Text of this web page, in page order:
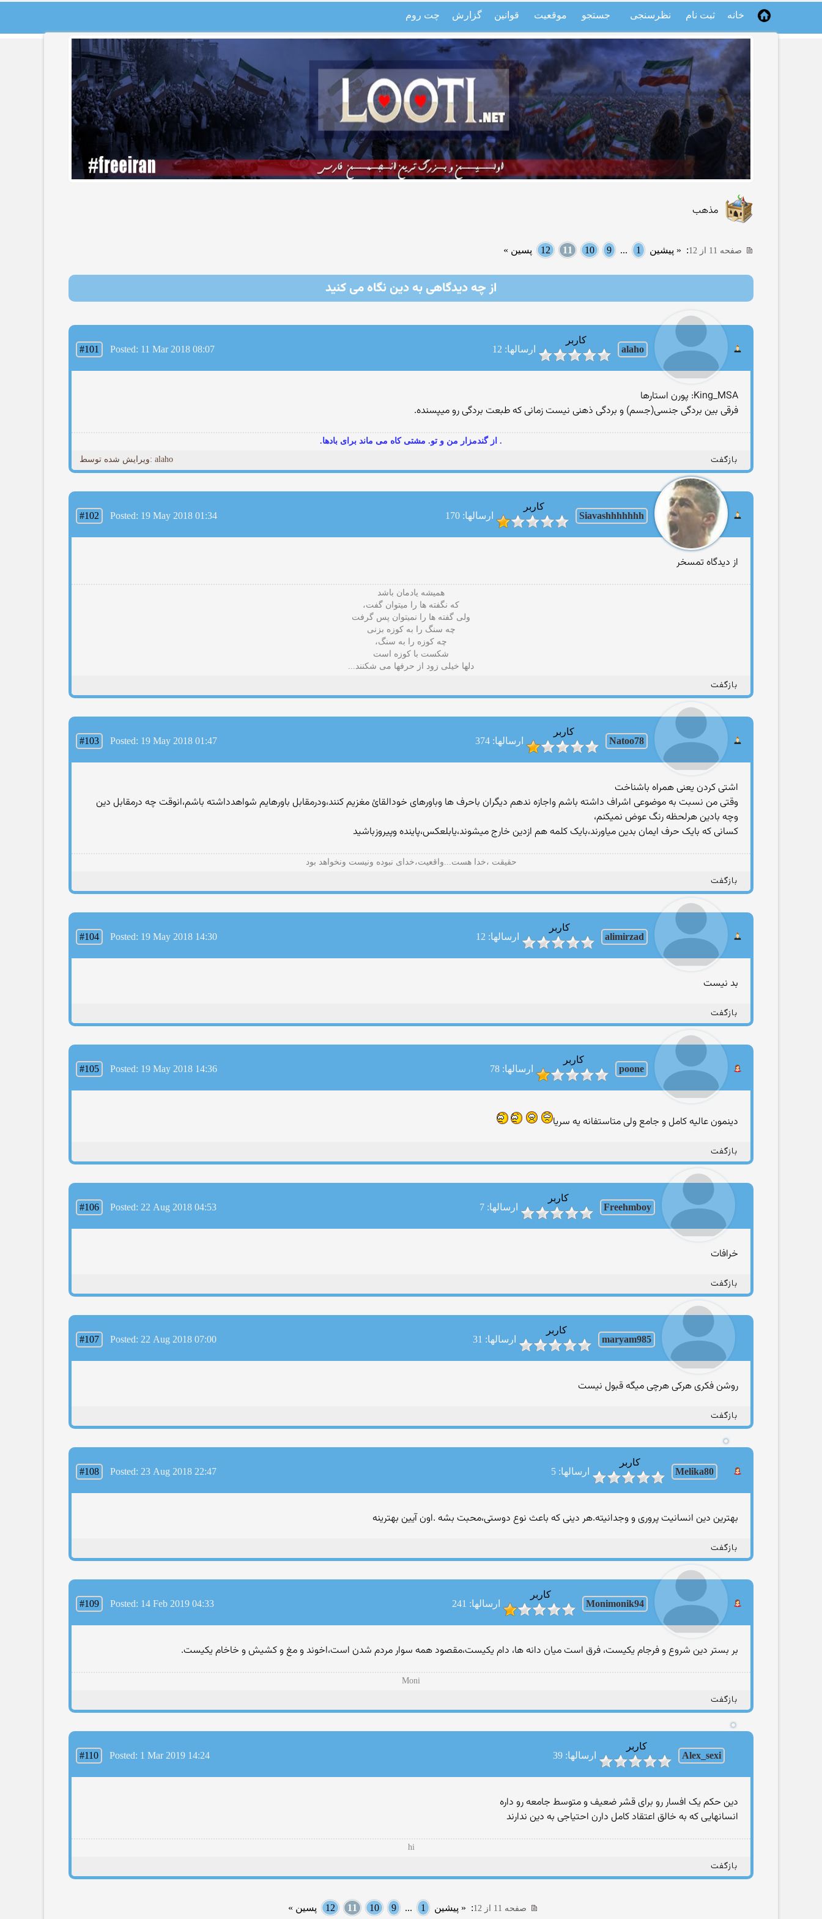
خانه ثبت نام نظرسنجی جستجو موقعیت قوانین گزارش چت روم
مذهب
صفحه 11 از 12 : « پیشین 1
...
9
10
11
12 پسین »
از چه دیدگاهی به دین نگاه می كنید
alaho
کاربر
ارسالها: 12
#101 Posted: 11 Mar 2018 08:07
King_MSA: پورن استارها
فرقی بین بردگی جنسی(جسم) و بردگی ذهنی نیست زمانی که طبعت بردگی رو میپسنده.
. از گندمزار من و تو. مشتی کاه می ماند برای بادها.
بازگفت ویرایش شده توسط: alaho
Siavashhhhhhh
کاربر
ارسالها: 170
#102 Posted: 19 May 2018 01:34
از دیدگاه تمسخر
هميشه يادمان باشد
که نگفته ها را ميتوان گفت،
ولی گفته ها را نميتوان پس گرفت
چه سنگ را به کوزه بزنی
چه کوزه را به سنگ،
شکست با کوزه است
دلها خیلی زود از حرفها می شکنند...
بازگفت
Natoo78
کاربر
ارسالها: 374
#103 Posted: 19 May 2018 01:47
اشتی کردن یعنی همراه باشناخت
وقتی من نسبت به موضوعی اشراف داشته باشم واجازه ندهم دیگران باحرف ها وباورهای خودالقائ مغزیم کنند،ودرمقابل باورهایم شواهدداشته باشم،انوقت چه درمقابل دین
وچه بادین هرلحظه رنگ عوض نمیکنم،
کسانی که بایک حرف ایمان بدین میاورند،بایک کلمه هم ازدین خارج میشوند،یابلعکس،پاینده وپیروزباشید
حقیقت ،خدا هست...واقعیت،خدای نبوده ونیست ونخواهد بود
بازگفت
alimirzad
کاربر
ارسالها: 12
#104 Posted: 19 May 2018 14:30
بد نیست
بازگفت
poone
کاربر
ارسالها: 78
#105 Posted: 19 May 2018 14:36
دینمون عالیه کامل و جامع ولی متاستفانه یه سریا
بازگفت
Freehmboy
کاربر
ارسالها: 7
#106 Posted: 22 Aug 2018 04:53
خرافات
بازگفت
maryam985
کاربر
ارسالها: 31
#107 Posted: 22 Aug 2018 07:00
روشن فکری هرکی هرچی میگه قبول نیست
بازگفت
Melika80
کاربر
ارسالها: 5
#108 Posted: 23 Aug 2018 22:47
بهترین دین انسانیت پروری و وجدانیته.هر دینی که باعث نوع دوستی،محبت بشه .اون آیین بهترینه
بازگفت
Monimonik94
کاربر
ارسالها: 241
#109 Posted: 14 Feb 2019 04:33
بر بستر دین شروع و فرجام یکیست، فرق است میان دانه ها، دام یکیست،مقصود همه سوار مردم شدن است،اخوند و مغ و کشیش و خاخام یکیست.
Moni
بازگفت
Alex_sexi
کاربر
ارسالها: 39
#110 Posted: 1 Mar 2019 14:24
دین حکم یک افسار رو برای قشر ضعیف و متوسط جامعه رو داره
انسانهایی که به خالق اعتقاد کامل دارن احتیاجی به دین ندارند
hi
بازگفت
صفحه 11 از 12 : « پیشین 1
...
9
10
11
12 پسین »